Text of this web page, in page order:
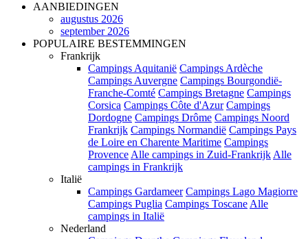
AANBIEDINGEN
augustus 2026
september 2026
POPULAIRE BESTEMMINGEN
Frankrijk
Campings Aquitanië Campings Ardèche
Campings Auvergne Campings Bourgondië-
Franche-Comté Campings Bretagne Campings
Corsica Campings Côte d'Azur Campings
Dordogne Campings Drôme Campings Noord
Frankrijk Campings Normandië Campings Pays
de Loire en Charente Maritime Campings
Provence Alle campings in Zuid-Frankrijk Alle
campings in Frankrijk
Italië
Campings Gardameer Campings Lago Magiorre
Campings Puglia Campings Toscane Alle
campings in Italië
Nederland